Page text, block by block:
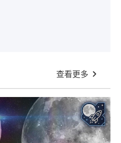
查看更多